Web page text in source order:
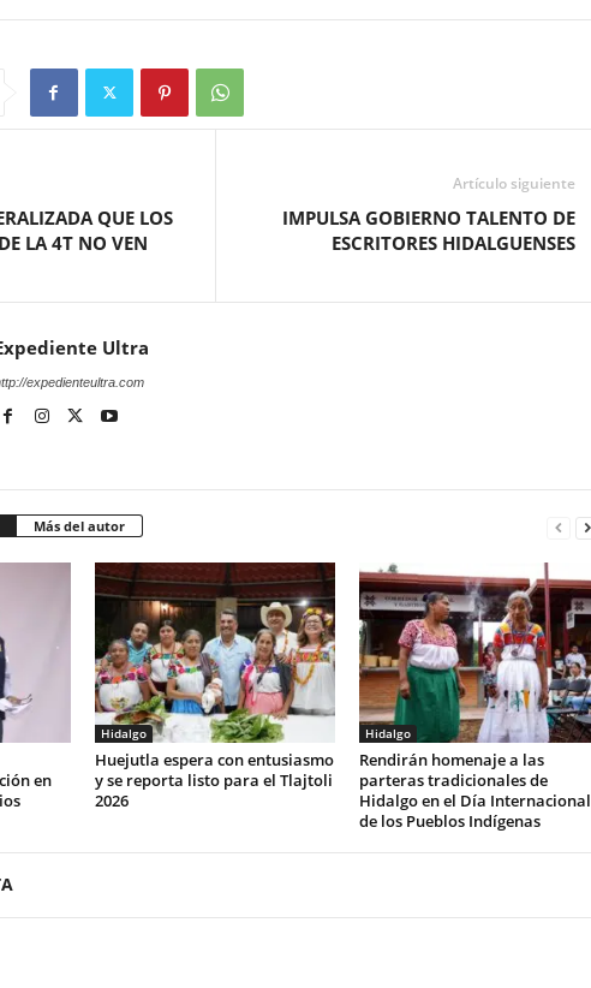
QUE LOS
LA 4T NO VEN
Artículo siguiente
IMPULSA GOBIERNO TALENTO DE
ESCRITORES HIDALGUENSES
Ultra
expedienteultra.com
Más del autor
en
Hidalgo
Huejutla espera con entusiasmo
y se reporta listo para el Tlajtoli
2026
Hidalgo
Rendirán homenaje a las
parteras tradicionales de
Hidalgo en el Día Internacional
de los Pueblos Indígenas